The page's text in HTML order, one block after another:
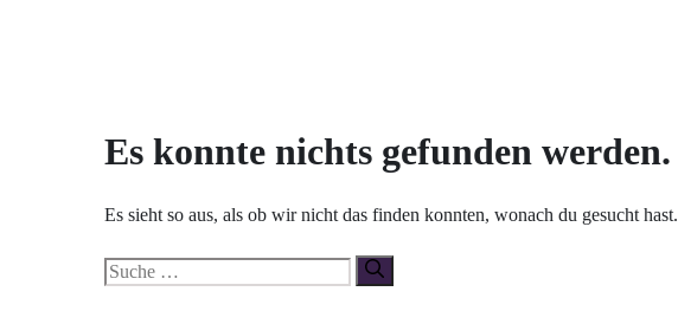
Es konnte nichts gefunden werden.
Es sieht so aus, als ob wir nicht das finden konnten, wonach du gesucht
Suche